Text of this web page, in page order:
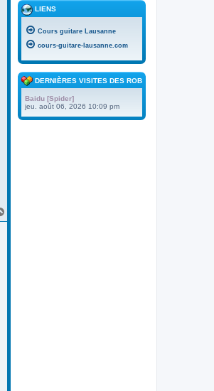
a
LIENS
Cours guitare Lausanne
cours-guitare-lausanne.com
DERNIÈRES VISITES DES ROBOTS
Baidu [Spider]
jeu. août 06, 2026 10:09 pm